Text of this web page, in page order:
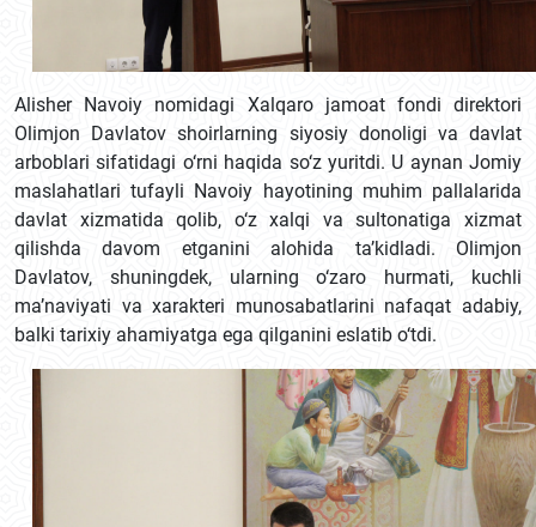
Alisher Navoiy nomidagi Xalqaro jamoat fondi direktori
Olimjon Davlatov shoirlarning siyosiy donoligi va davlat
arboblari sifatidagi o‘rni haqida so‘z yuritdi. U aynan Jomiy
maslahatlari tufayli Navoiy hayotining muhim pallalarida
davlat xizmatida qolib, o‘z xalqi va sultonatiga xizmat
qilishda davom etganini alohida ta’kidladi. Olimjon
Davlatov, shuningdek, ularning o‘zaro hurmati, kuchli
ma’naviyati va xarakteri munosabatlarini nafaqat adabiy,
balki tarixiy ahamiyatga ega qilganini eslatib o‘tdi.